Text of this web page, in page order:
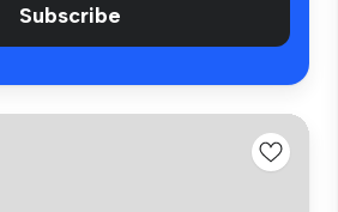
Subscribe